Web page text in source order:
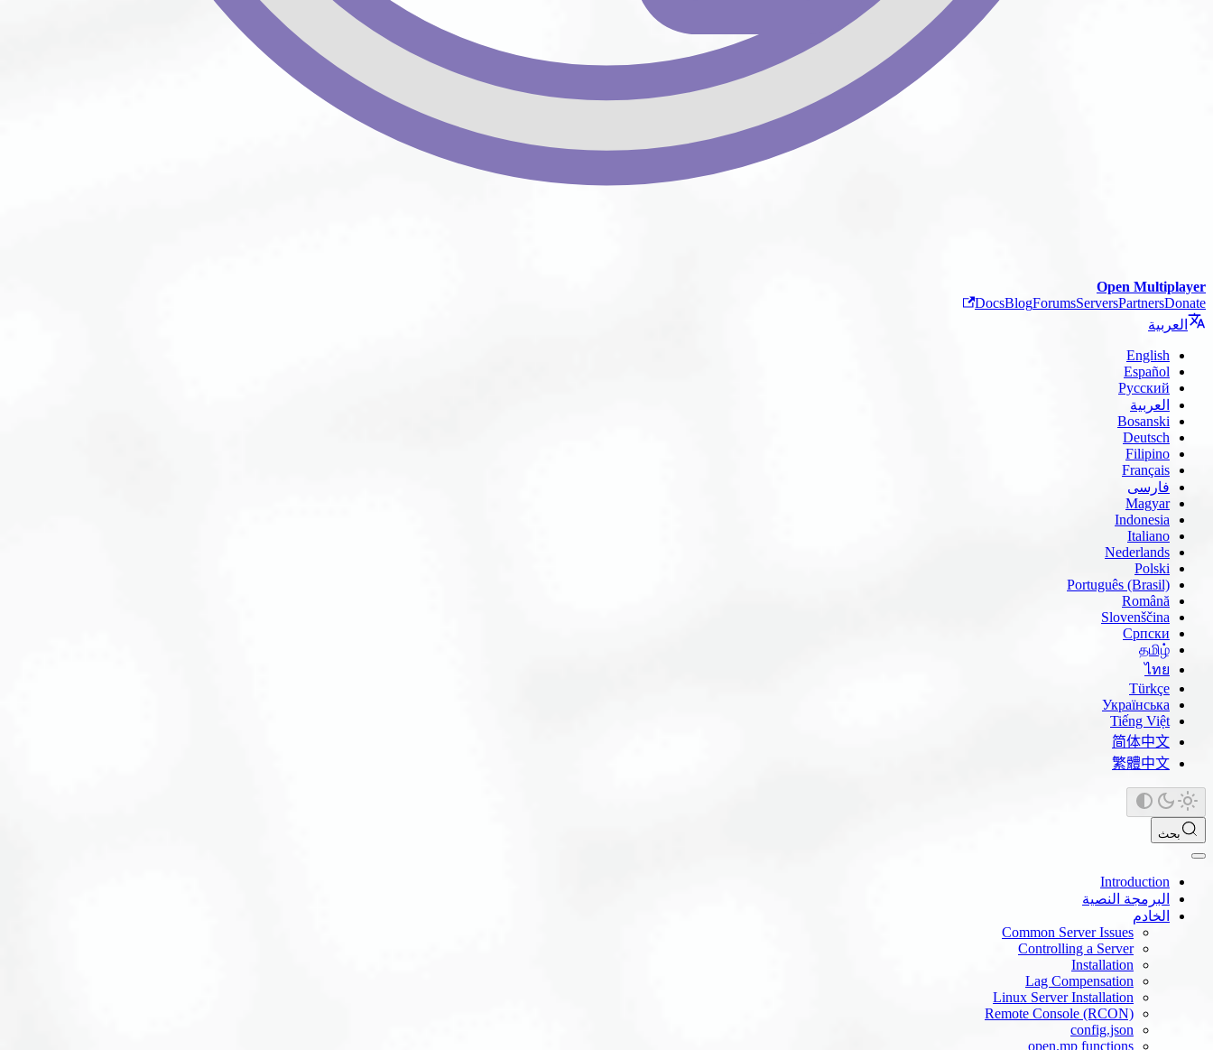
Open Multiplayer
DocsBlogForumsServersPartnersDonate
العربية
English
Español
Русский
العربية
Bosanski
Deutsch
Filipino
Français
فارسی
Magyar
Indonesia
Italiano
Nederlands
Polski
Português (Brasil)
Română
Slovenščina
Српски
தமிழ்
ไทย
Türkçe
Українська
Tiếng Việt
简体中文
繁體中文
بحث
Introduction
البرمجة النصية
الخادم
Common Server Issues
Controlling a Server
Installation
Lag Compensation
Linux Server Installation
Remote Console (RCON)
config.json
open.mp functions